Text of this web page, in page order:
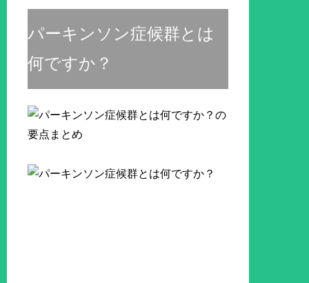
パーキンソン症候群とは
何ですか？